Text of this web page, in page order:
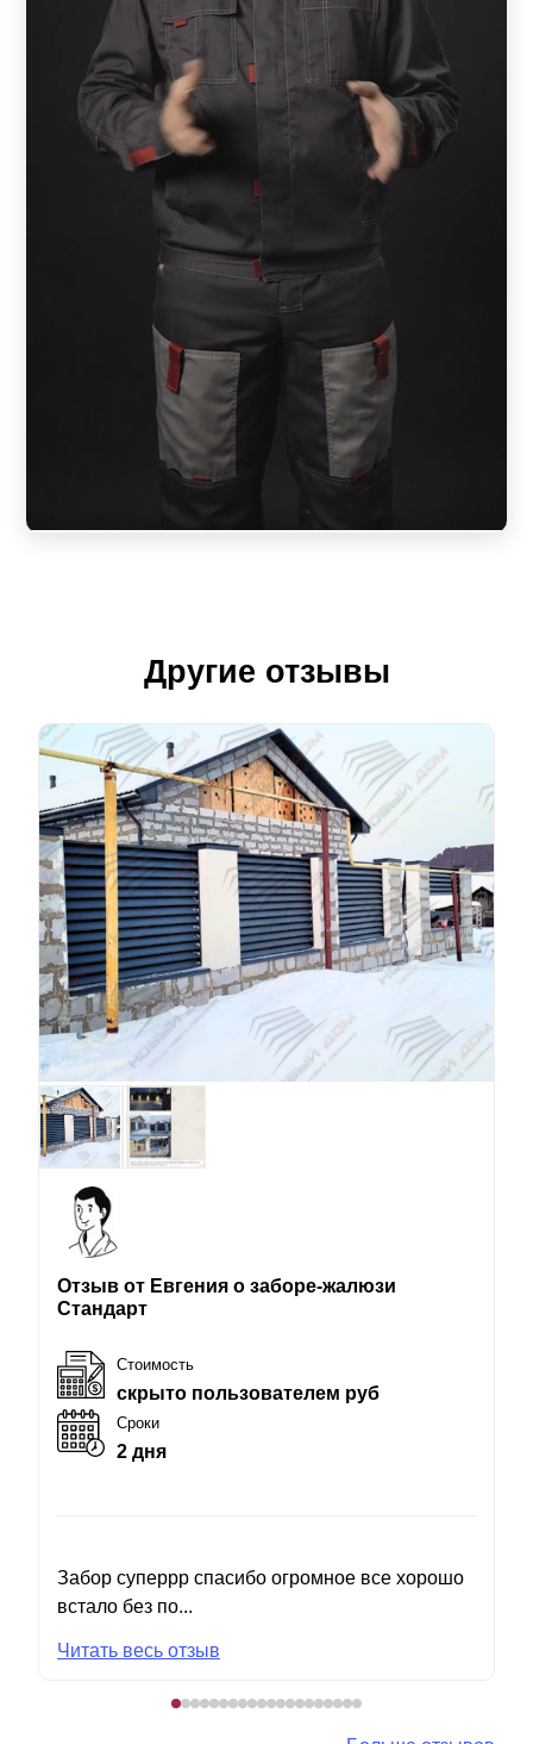
Другие отзывы
Отзыв от Евгения о заборе-жалюзи
Стандарт
Стоимость
скрыто пользователем руб
Сроки
2 дня
Забор суперрр спасибо огромное все хорошо
встало без по...
Читать весь отзыв